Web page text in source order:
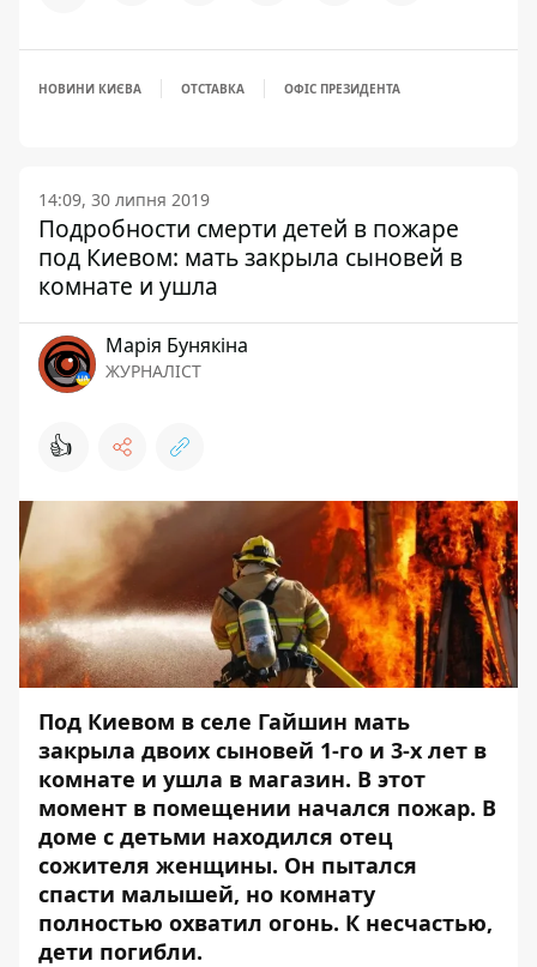
НОВИНИ КИЄВА ОТСТАВКА ОФІС ПРЕЗИДЕНТА
14:09, 30 липня 2019
Подробности смерти детей в пожаре
под Киевом: мать закрыла сыновей в
комнате и ушла
Марія Бунякіна
ЖУРНАЛІСТ
👍
Под Киевом в селе Гайшин мать
закрыла двоих сыновей 1-го и 3-х лет в
комнате и ушла в магазин. В этот
момент в помещении начался пожар. В
доме с детьми находился отец
сожителя женщины. Он пытался
спасти малышей, но комнату
полностью охватил огонь. К несчастью,
дети погибли.